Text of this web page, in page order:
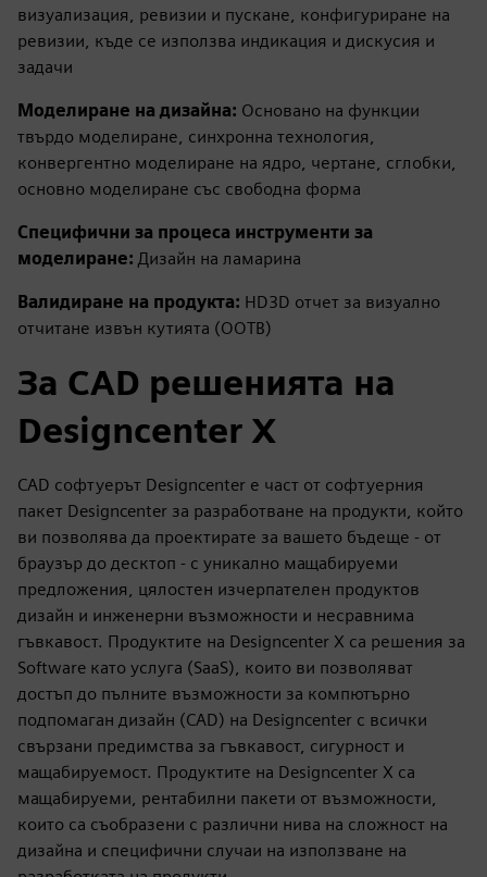
визуализация, ревизии и пускане, конфигуриране на
ревизии, къде се използва индикация и дискусия и
задачи
Моделиране на дизайна: Основано на функции
твърдо моделиране, синхронна технология,
конвергентно моделиране на ядро, чертане, сглобки,
основно моделиране със свободна форма
Специфични за процеса инструменти за
моделиране: Дизайн на ламарина
Валидиране на продукта: HD3D отчет за визуално
отчитане извън кутията (OOTB)
За CAD решенията на
Designcenter X
CAD софтуерът Designcenter е част от софтуерния
пакет Designcenter за разработване на продукти, който
ви позволява да проектирате за вашето бъдеще - от
браузър до десктоп - с уникално мащабируеми
предложения, цялостен изчерпателен продуктов
дизайн и инженерни възможности и несравнима
гъвкавост. Продуктите на Designcenter X са решения за
Software като услуга (SaaS), които ви позволяват
достъп до пълните възможности за компютърно
подпомаган дизайн (CAD) на Designcenter с всички
свързани предимства за гъвкавост, сигурност и
мащабируемост. Продуктите на Designcenter X са
мащабируеми, рентабилни пакети от възможности,
които са съобразени с различни нива на сложност на
дизайна и специфични случаи на използване на